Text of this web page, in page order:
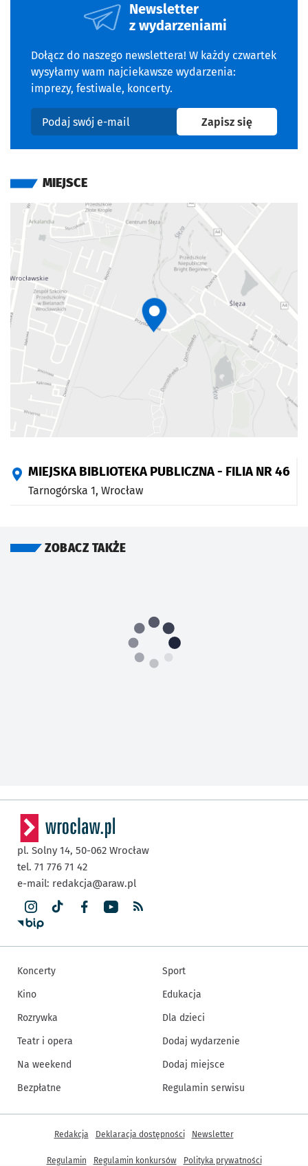
Newsletter
z wydarzeniami
Dołącz do naszego newslettera! W każdy czwartek
wysyłamy wam najciekawsze wydarzenia:
imprezy, festiwale, koncerty.
Podaj swój e-mail
Zapisz sięna
MIEJSCE
MIEJSKA BIBLIOTEKA PUBLICZNA - FILIA NR 46
Tarnogórska 1, Wrocław
ZOBACZ TAKŻE
pl. Solny 14, 50-062 Wrocław
tel. 71 776 71 42
e-mail: redakcja@araw.pl
Koncerty
Kino
Rozrywka
Teatr i opera
Na weekend
Bezpłatne
Sport
Edukacja
Dla dzieci
Dodaj wydarzenie
Dodaj miejsce
Regulamin serwisu
Inne informacje
Redakcja Deklaracja dostępności Newsletter
Regulamin Regulamin konkursów Polityka prywatności